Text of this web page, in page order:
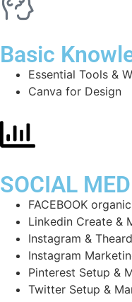
Basic
Essential Tools &
Canva for Design
SOCIAL
FACEBOOK
Linkedin Create &
Instagram &
Instagram
Pinterest Setup &
Twitter Setup &